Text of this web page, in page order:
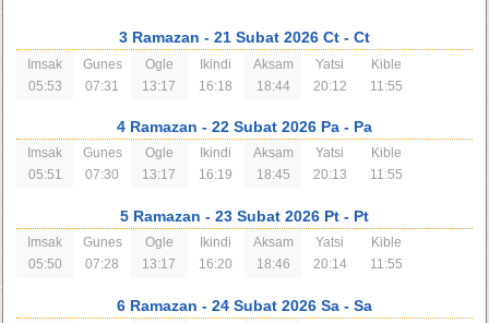
3 Ramazan - 21 Subat 2026 Ct - Ct
Imsak
05:53
Gunes
07:31
Ogle
13:17
Ikindi
16:18
Aksam
18:44
Yatsi
20:12
Kible
11:55
4 Ramazan - 22 Subat 2026 Pa - Pa
Imsak
05:51
Gunes
07:30
Ogle
13:17
Ikindi
16:19
Aksam
18:45
Yatsi
20:13
Kible
11:55
5 Ramazan - 23 Subat 2026 Pt - Pt
Imsak
05:50
Gunes
07:28
Ogle
13:17
Ikindi
16:20
Aksam
18:46
Yatsi
20:14
Kible
11:55
6 Ramazan - 24 Subat 2026 Sa - Sa